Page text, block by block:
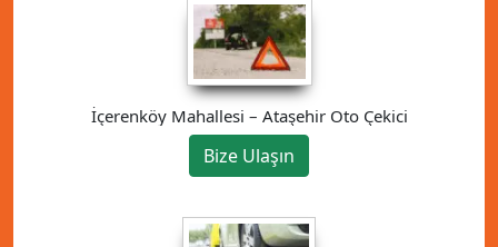
İçerenköy Mahallesi – Ataşehir Oto Çekici
Bize Ulaşın